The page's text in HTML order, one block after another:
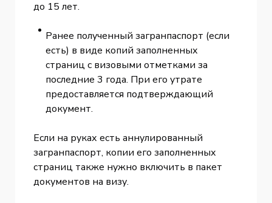
до 15 лет.
Ранее полученный загранпаспорт (если
есть) в виде копий заполненных
страниц с визовыми отметками за
последние 3 года. При его утрате
предоставляется подтверждающий
документ.
Если на руках есть аннулированный
загранпаспорт, копии его заполненных
страниц также нужно включить в пакет
документов на визу.